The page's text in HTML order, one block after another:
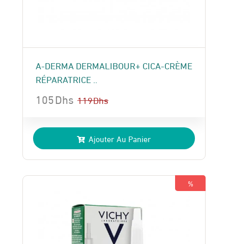
A-DERMA DERMALIBOUR+ CICA-CRÈME
RÉPARATRICE ..
119Dhs
prix
initial
était :
119 Dhs.
105Dhs
prix
actuel
est :
105 Dhs.
Ajouter Au Panier
%